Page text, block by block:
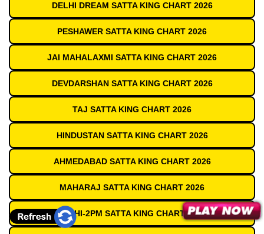
DELHI DREAM SATTA KING CHART 2026
PESHAWER SATTA KING CHART 2026
JAI MAHALAXMI SATTA KING CHART 2026
DEVDARSHAN SATTA KING CHART 2026
TAJ SATTA KING CHART 2026
HINDUSTAN SATTA KING CHART 2026
AHMEDABAD SATTA KING CHART 2026
MAHARAJ SATTA KING CHART 2026
DELHI-2PM SATTA KING CHART 2026